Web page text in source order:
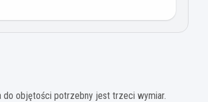
do objętości potrzebny jest trzeci wymiar.